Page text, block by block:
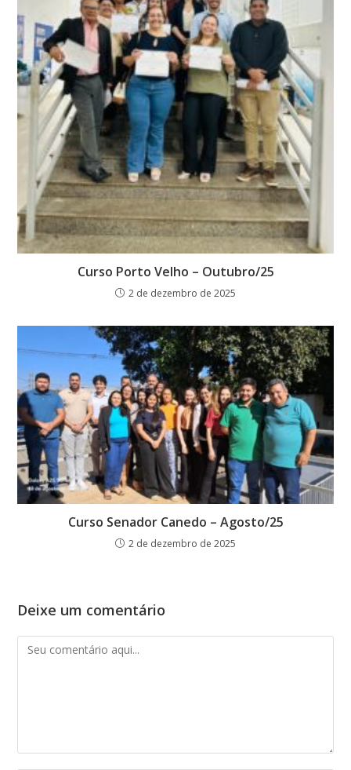
Curso Porto Velho – Outubro/25
2 de dezembro de 2025
Curso Senador Canedo – Agosto/25
2 de dezembro de 2025
Deixe um comentário
Comentário